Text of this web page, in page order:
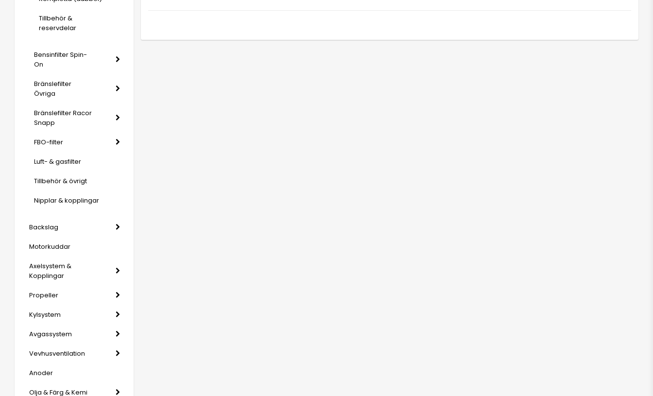
Tillbehör &
reservdelar
Bensinfilter Spin-
On
Bränslefilter
Övriga
Bränslefilter Racor
Snapp
FBO-filter
Luft- & gasfilter
Tillbehör & övrigt
Nipplar & kopplingar
Backslag
Motorkuddar
Axelsystem &
Kopplingar
Propeller
Kylsystem
Avgassystem
Vevhusventilation
Anoder
Olja & Färg & Kemi